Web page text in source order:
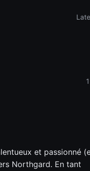
et passionné
Northgard. En tant